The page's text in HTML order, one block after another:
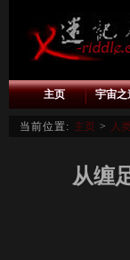
主页 宇宙之
当前位置: 主页 > 人
从缠